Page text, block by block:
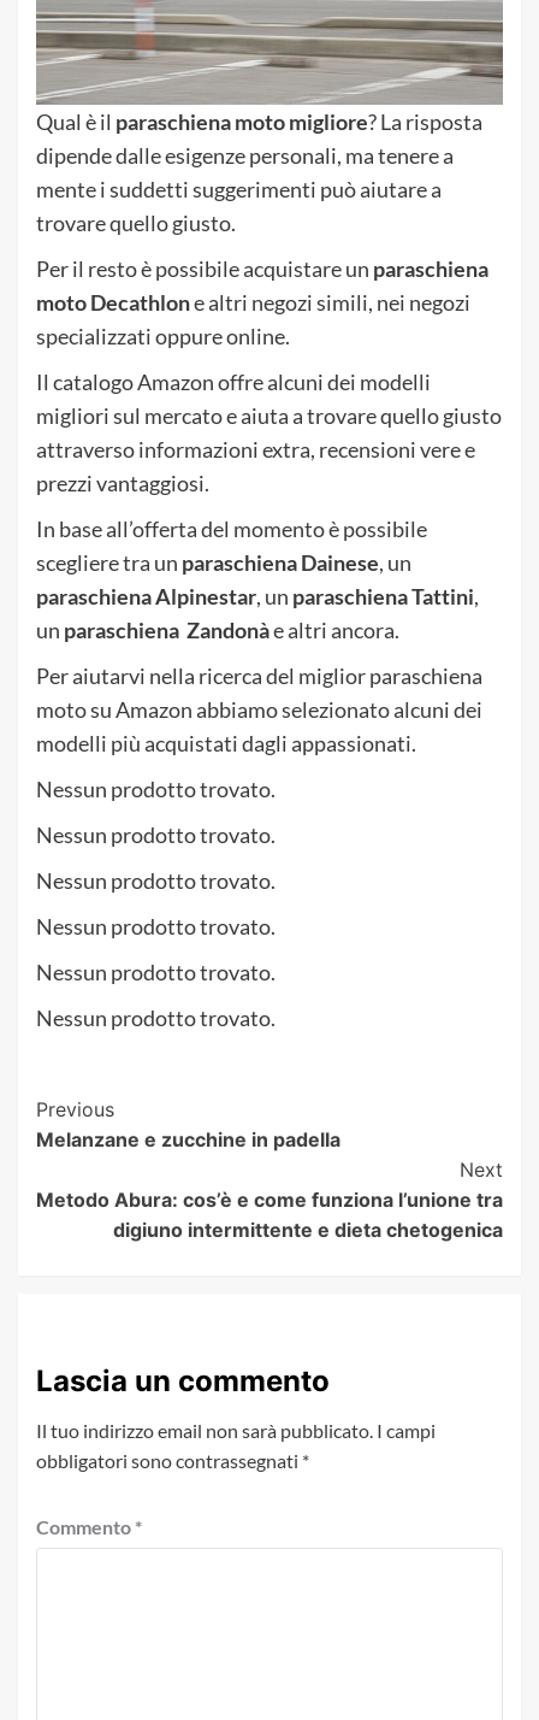
Qual è il paraschiena moto migliore? La risposta
dipende dalle esigenze personali, ma tenere a
mente i suddetti suggerimenti può aiutare a
trovare quello giusto.
Per il resto è possibile acquistare un paraschiena
moto Decathlone altri negozi simili, nei negozi
specializzati oppure online.
Il catalogo Amazon offre alcuni dei modelli
migliori sul mercato e aiuta a trovare quello giusto
attraverso informazioni extra, recensioni vere e
prezzi vantaggiosi.
In base all’offerta del momento è possibile
scegliere tra un paraschiena Dainese, un
paraschiena Alpinestar, un paraschiena Tattini,
un paraschiena Zandonàe altri ancora.
Per aiutarvi nella ricerca del miglior paraschiena
moto su Amazon abbiamo selezionato alcuni dei
modelli più acquistati dagli appassionati.
Nessun prodotto trovato.
Nessun prodotto trovato.
Nessun prodotto trovato.
Nessun prodotto trovato.
Nessun prodotto trovato.
Nessun prodotto trovato.
Post
Navigation
Previous
Melanzane e zucchine in padella
Next
Metodo Abura: cos’è e come funziona l’unione tra
digiuno intermittente e dieta chetogenica
Lascia un commento
Il tuo indirizzo email non sarà pubblicato. I campi
obbligatori sono contrassegnati *
Commento *